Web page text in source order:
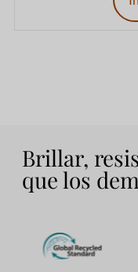
Brillar,
que los